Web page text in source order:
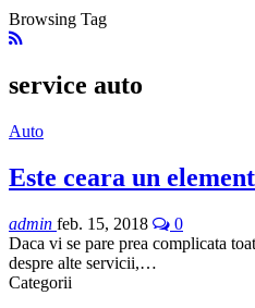
Browsing Tag
service auto
Auto
Este ceara un
admin feb. 15, 2018
0
Daca vi se pare prea complicata
despre alte servicii,…
Categorii